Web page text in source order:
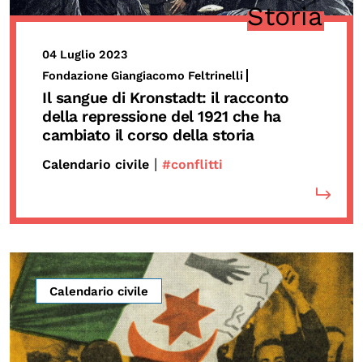
Storia
04 Luglio 2023
Fondazione Giangiacomo Feltrinelli
Il sangue di Kronstadt: il racconto
della repressione del 1921 che ha
cambiato il corso della storia
Calendario civile | #conflitti
Calendario civile